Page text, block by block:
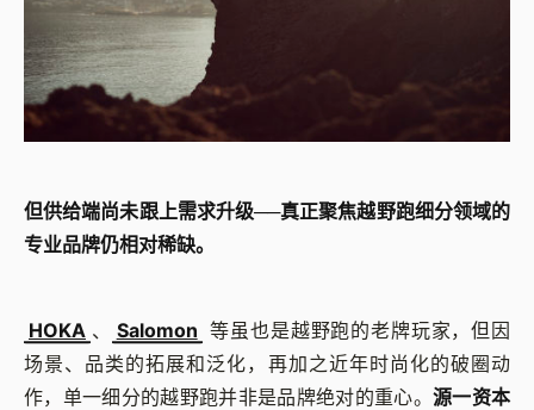
但供给端尚未跟上需求升级──真正聚焦越野跑细分领域的
专业品牌仍相对稀缺。
HOKA 、 Salomon 等虽也是越野跑的老牌玩家，但因
场景、品类的拓展和泛化，再加之近年时尚化的破圈动
作，单一细分的越野跑并非是品牌绝对的重心。 源一资本